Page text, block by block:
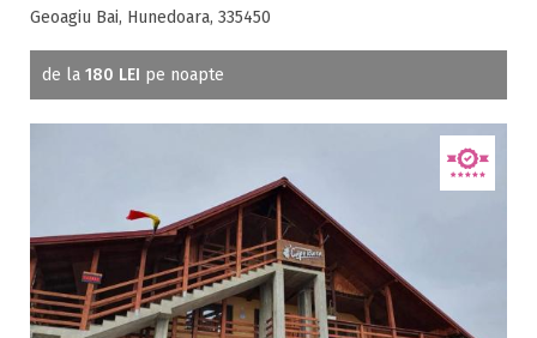
Geoagiu Bai, Hunedoara, 335450
de la 180 LEI pe noapte